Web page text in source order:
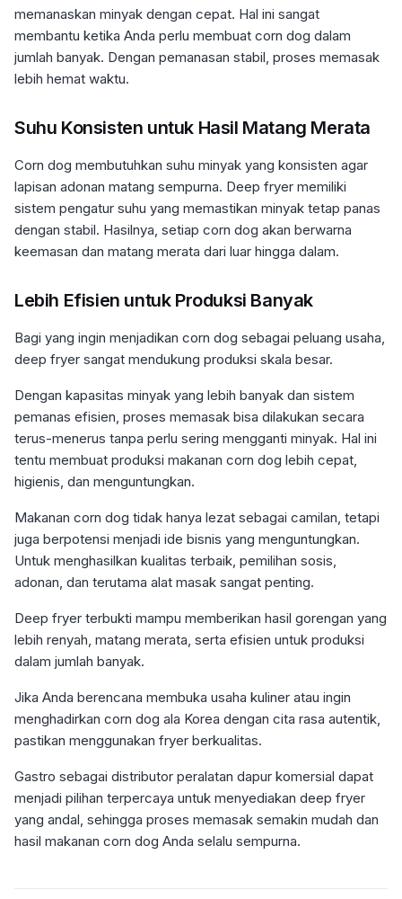
memanaskan minyak dengan cepat. Hal ini sangat
membantu ketika Anda perlu membuat corn dog dalam
jumlah banyak. Dengan pemanasan stabil, proses memasak
lebih hemat waktu.
Suhu Konsisten untuk Hasil Matang Merata
Corn dog membutuhkan suhu minyak yang konsisten agar
lapisan adonan matang sempurna. Deep fryer memiliki
sistem pengatur suhu yang memastikan minyak tetap panas
dengan stabil. Hasilnya, setiap corn dog akan berwarna
keemasan dan matang merata dari luar hingga dalam.
Lebih Efisien untuk Produksi Banyak
Bagi yang ingin menjadikan corn dog sebagai peluang usaha,
deep fryer sangat mendukung produksi skala besar.
Dengan kapasitas minyak yang lebih banyak dan sistem
pemanas efisien, proses memasak bisa dilakukan secara
terus-menerus tanpa perlu sering mengganti minyak. Hal ini
tentu membuat produksi makanan corn dog lebih cepat,
higienis, dan menguntungkan.
Makanan corn dog tidak hanya lezat sebagai camilan, tetapi
juga berpotensi menjadi ide bisnis yang menguntungkan.
Untuk menghasilkan kualitas terbaik, pemilihan sosis,
adonan, dan terutama alat masak sangat penting.
Deep fryer terbukti mampu memberikan hasil gorengan yang
lebih renyah, matang merata, serta efisien untuk produksi
dalam jumlah banyak.
Jika Anda berencana membuka usaha kuliner atau ingin
menghadirkan corn dog ala Korea dengan cita rasa autentik,
pastikan menggunakan fryer berkualitas.
Gastro sebagai distributor peralatan dapur komersial dapat
menjadi pilihan terpercaya untuk menyediakan deep fryer
yang andal, sehingga proses memasak semakin mudah dan
hasil makanan corn dog Anda selalu sempurna.